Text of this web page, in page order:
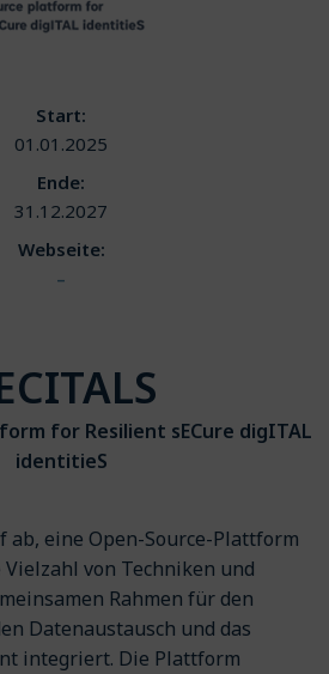
Start:
01.01.2025
Ende:
31.12.2027
Webseite:
–
for Resilient sECure digITAL
identitieS
ab, eine Open-Source-Plattform
von Techniken und
Rahmen für den
Datenaustausch und das
integriert. Die Plattform